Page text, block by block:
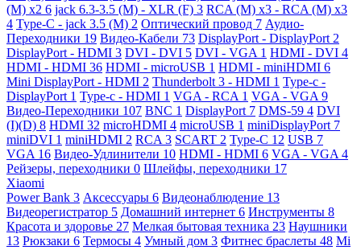
(M) x2 6 jack 6.3-3.5 (M) - XLR (F) 3 RCA (M) x3 - RCA (M) x3
4 Type-C - jack 3.5 (M) 2 Оптический провод 7 Аудио-
Переходники 19 Видео-Кабели 73 DisplayPort - DisplayPort 2
DisplayPort - HDMI 3 DVI - DVI 5 DVI - VGA 1 HDMI - DVI 4
HDMI - HDMI 36 HDMI - microUSB 1 HDMI - miniHDMI 6
Mini DisplayPort - HDMI 2 Thunderbolt 3 - HDMI 1 Type-c -
DisplayPort 1 Type-c - HDMI 1 VGA - RCA 1 VGA - VGA 9
Видео-Переходники 107 BNC 1 DisplayPort 7 DMS-59 4 DVI
(I)(D) 8 HDMI 32 microHDMI 4 microUSB 1 miniDisplayPort 7
miniDVI 1 miniHDMI 2 RCA 3 SCART 2 Type-C 12 USB 7
VGA 16 Видео-Удлинители 10 HDMI - HDMI 6 VGA - VGA 4
Рейзеры, переходники 0 Шлейфы, переходники 17
Xiaomi
Power Bank 3 Аксессуары 6 Видеонаблюдение 13
Видеорегистратор 5 Домашний интернет 6 Инструменты 8
Красота и здоровье 27 Мелкая бытовая техника 23 Наушники
13 Рюкзаки 6 Термосы 4 Умный дом 3 Фитнес браслеты 48 Mi